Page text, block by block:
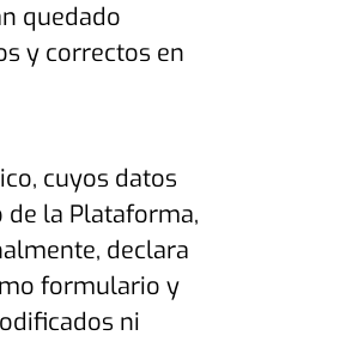
quedado
y correctos en
cuyos datos
la Plataforma,
declara
formulario y
ni